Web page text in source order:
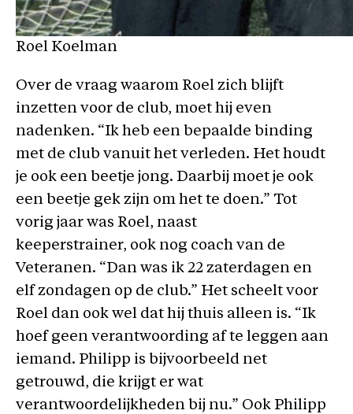
Roel Koelman
Over de vraag waarom Roel zich blijft
inzetten voor de club, moet hij even
nadenken. “Ik heb een bepaalde binding
met de club vanuit het verleden. Het houdt
je ook een beetje jong. Daarbij moet je ook
een beetje gek zijn om het te doen.” Tot
vorig jaar was Roel, naast
keeperstrainer, ook nog coach van de
Veteranen. “Dan was ik 22 zaterdagen en
elf zondagen op de club.” Het scheelt voor
Roel dan ook wel dat hij thuis alleen is. “Ik
hoef geen verantwoording af te leggen aan
iemand. Philipp is bijvoorbeeld net
getrouwd, die krijgt er wat
verantwoordelijkheden bij nu.” Ook Philipp